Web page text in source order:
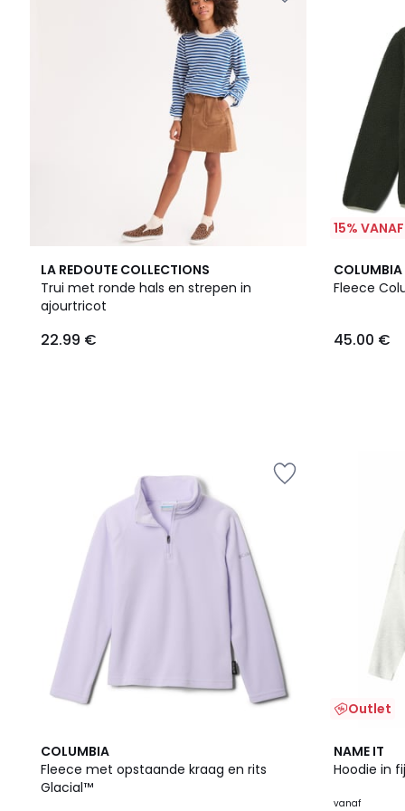
LA REDOUTE COLLECTIONS
Trui met ronde hals en strepen in
ajourtricot
22.99 €
15%
COLUMBIA
Fleece
45.00 €
COLUMBIA
Fleece met opstaande kraag en rits
Glacial™
Outlet
NAME IT
Hoodie in
vanaf
2
Kleuren